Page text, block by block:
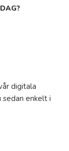
digitala
enkelt i